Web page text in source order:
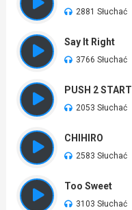
2881 Słuchać
Say It Right
3766 Słuchać
PUSH 2 START
2053 Słuchać
CHIHIRO
2583 Słuchać
Too Sweet
3103 Słuchać